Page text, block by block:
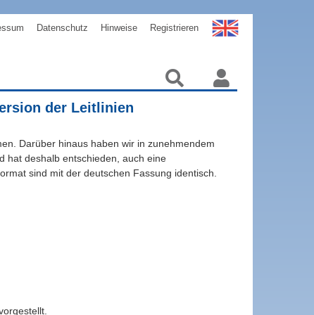
Datenschutz Hinweise Registrieren
der Leitlinien
Darüber hinaus haben wir in zunehmendem
hat deshalb entschieden, auch eine
sind mit der deutschen Fassung identisch.